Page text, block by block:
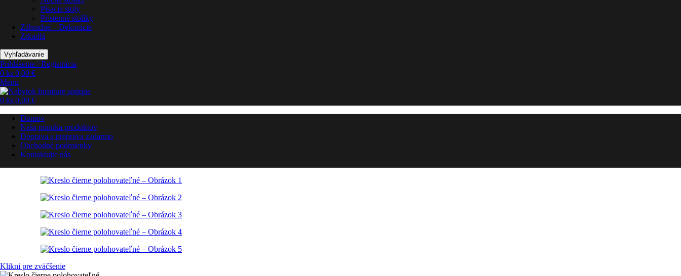
Písacie stoly
Prístenné stolíky
Záhradné – Dekorácie
Zrkadlá
Vyhľadávanie
Prihlásenie / Registrácia
0 ks 0,00 €
Menu
0 ks 0,00 €
Domov
Naša ponuka produktov
Doprava a preprava zadarmo
Obchodné podmienky
Kontaktujte nás
Klikni pre zväčšenie